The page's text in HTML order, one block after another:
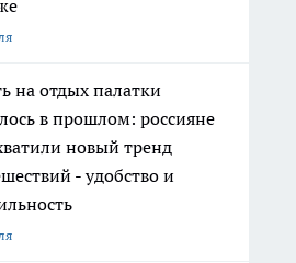
на отдых палатки
в прошлом: россияне
новый тренд
- удобство и